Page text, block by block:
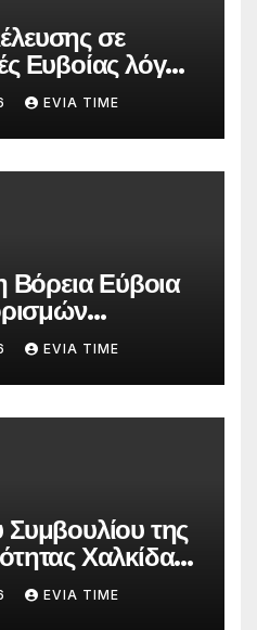
σε
Ευβοίας λόγω
EVIA TIME
Βόρεια Εύβοια
EVIA TIME
Συμβουλίου της
Χαλκίδας
EVIA TIME